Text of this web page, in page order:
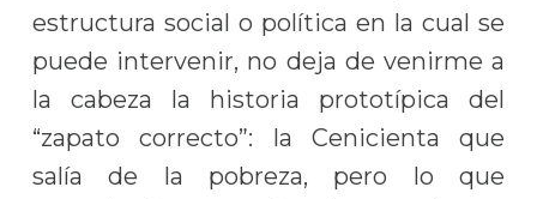
estructura social o política en la cual se
puede intervenir, no deja de venirme a
la cabeza la historia prototípica del
“zapato correcto”: la Cenicienta que
salía de la pobreza, pero lo que